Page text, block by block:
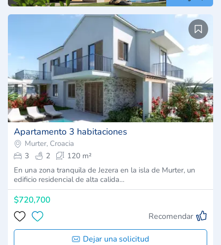
Apartamento 3 habitaciones
Murter, Croacia
3
2
120 m²
En una zona tranquila de Jezera en la isla de Murter, un
edificio residencial de alta calida…
$720,700
Recomendar
Dejar una solicitud